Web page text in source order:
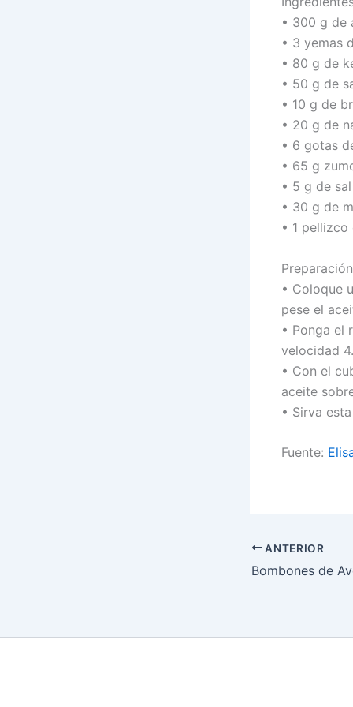
• 300 g de
• 3 yemas
• 80 g de
• 50 g de
• 10 g de
• 20 g de
• 6 gotas
• 65 g
• 5 g de sal
• 30 g de
• 1
• Coloque
pese el
• Ponga el
velocidad 4.
• Con el
aceite
• Sirva
Fuente:
ANTERIOR